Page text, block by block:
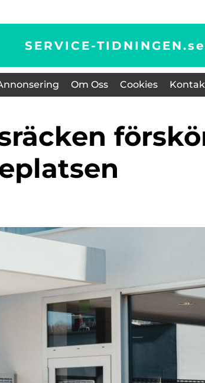
SERVICE-TIDNINGEN.se
Om Oss Cookies